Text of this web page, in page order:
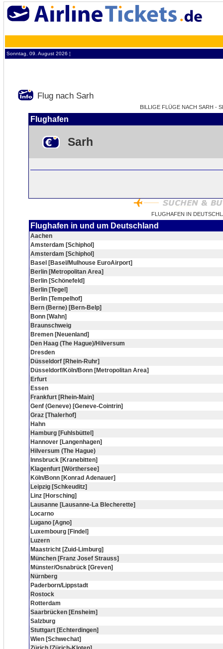
Sonntag, 09. August 2026 ¦
Flug nach Sarh
BILLIGE FLÜGE NACH SARH -
Flughafen
Sarh
FLUGHAFEN IN
Flughafen in und um Deutschland
Aachen
Amsterdam [Schiphol]
Amsterdam [Schiphol]
Basel [Basel/Mulhouse EuroAirport]
Berlin [Metropolitan Area]
Berlin [Schönefeld]
Berlin [Tegel]
Berlin [Tempelhof]
Bern (Berne) [Bern-Belp]
Bonn [Wahn]
Braunschweig
Bremen [Neuenland]
Den Haag (The Hague)/Hilversum
Dresden
Düsseldorf [Rhein-Ruhr]
Düsseldorf/Köln/Bonn [Metropolitan Area]
Erfurt
Essen
Frankfurt [Rhein-Main]
Genf (Geneve) [Geneve-Cointrin]
Graz [Thalerhof]
Hahn
Hamburg [Fuhlsbüttel]
Hannover [Langenhagen]
Hilversum (The Hague)
Innsbruck [Kranebitten]
Klagenfurt [Wörthersee]
Köln/Bonn [Konrad Adenauer]
Leipzig [Schkeuditz]
Linz [Horsching]
Lausanne [Lausanne-La Blecherette]
Locarno
Lugano [Agno]
Luxembourg [Findel]
Luzern
Maastricht [Zuid-Limburg]
München [Franz Josef Strauss]
Münster/Osnabrück [Greven]
Nürnberg
Paderborn/Lippstadt
Rostock
Rotterdam
Saarbrücken [Ensheim]
Salzburg
Stuttgart [Echterdingen]
Wien [Schwechat]